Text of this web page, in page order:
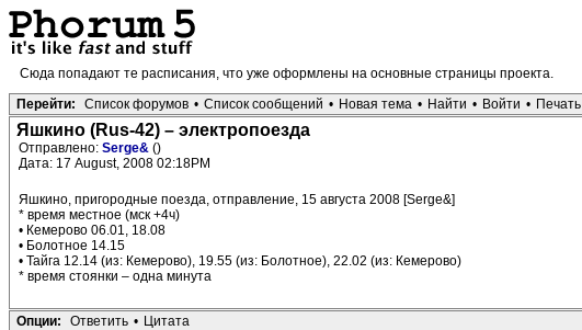
Сюда попадают те расписания, что уже оформлены на основные страницы проекта.
Перейти:
Список форумов • Список сообщений • Новая тема • Найти • Войти • Печать
Яшкино (Rus-42) – электропоезда
Отправлено: Serge& ()
Дата: 17 August, 2008 02:18PM
Яшкино, пригородные поезда, отправление, 15 августа 2008 [Serge&]
* время местное (мск +4ч)
• Кемерово 06.01, 18.08
• Болотное 14.15
• Тайга 12.14 (из: Кемерово), 19.55 (из: Болотное), 22.02 (из: Кемерово)
* время стоянки – одна минута
Опции: Ответить • Цитата